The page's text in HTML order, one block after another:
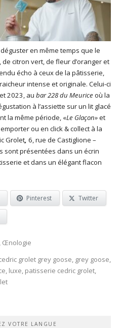
en même temps que le
citron vert, de fleur d’oranger et
écho à ceux de la pâtisserie,
intense et originale. Celui-ci
2023, au bar 228 du Meurice où la
à l’assiette sur un lit glacé
la même période, «Le Glaçon»et
ou en click & collect à la
Grolet, 6, rue de Castiglione –
sont présentées dans un écrin
et dans un élégant flacon
Pinterest Twitter
Œnologie
grolet grey goose grey goose
luxe patisserie cedric grolet
VOTRE LANGUE